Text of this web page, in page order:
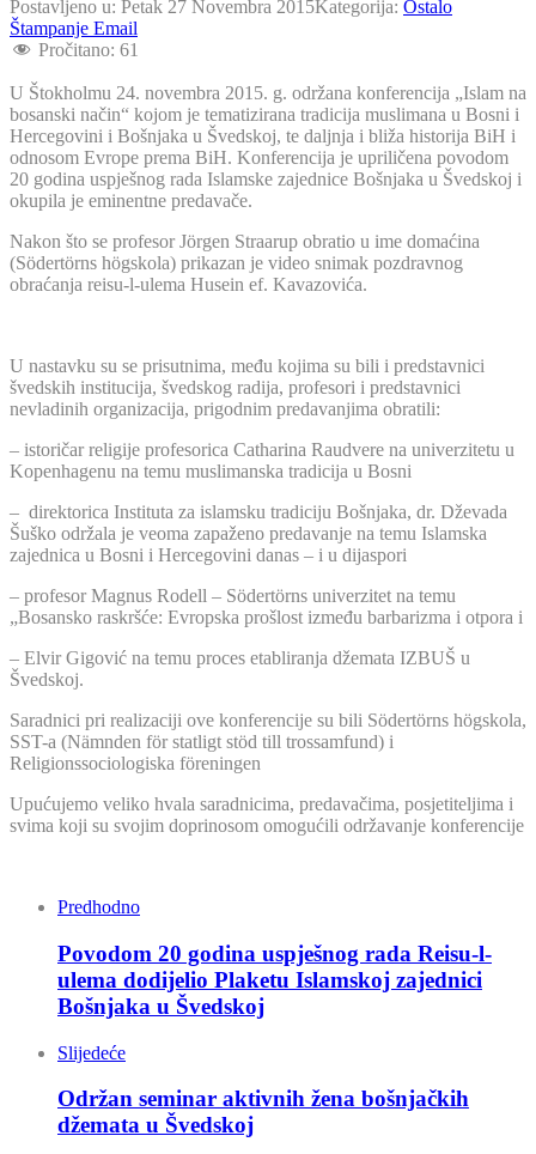
Postavljeno u: Petak 27 Novembra 2015Kategorija: Ostalo
Štampanje Email
Pročitano: 61
U Štokholmu 24. novembra 2015. g. održana konferencija „Islam na
bosanski način“ kojom je tematizirana tradicija muslimana u Bosni i
Hercegovini i Bošnjaka u Švedskoj, te daljnja i bliža historija BiH i
odnosom Evrope prema BiH. Konferencija je upriličena povodom
20 godina uspješnog rada Islamske zajednice Bošnjaka u Švedskoj i
okupila je eminentne predavače.
Nakon što se profesor Jörgen Straarup obratio u ime domaćina
(Södertörns högskola) prikazan je video snimak pozdravnog
obraćanja reisu-l-ulema Husein ef. Kavazovića.
U nastavku su se prisutnima, među kojima su bili i predstavnici
švedskih institucija, švedskog radija, profesori i predstavnici
nevladinih organizacija, prigodnim predavanjima obratili:
– istoričar religije profesorica Catharina Raudvere na univerzitetu u
Kopenhagenu na temu muslimanska tradicija u Bosni
– direktorica Instituta za islamsku tradiciju Bošnjaka, dr. Dževada
Šuško održala je veoma zapaženo predavanje na temu Islamska
zajednica u Bosni i Hercegovini danas – i u dijaspori
– profesor Magnus Rodell – Södertörns univerzitet na temu
„Bosansko raskršće: Evropska prošlost između barbarizma i otpora i
– Elvir Gigović na temu proces etabliranja džemata IZBUŠ u
Švedskoj.
Saradnici pri realizaciji ove konferencije su bili Södertörns högskola,
SST-a (Nämnden för statligt stöd till trossamfund) i
Religionssociologiska föreningen
Upućujemo veliko hvala saradnicima, predavačima, posjetiteljima i
svima koji su svojim doprinosom omogućili održavanje konferencije
Predhodno
Povodom 20 godina uspješnog rada Reisu-l-
ulema dodijelio Plaketu Islamskoj zajednici
Bošnjaka u Švedskoj
Slijedeće
Održan seminar aktivnih žena bošnjačkih
džemata u Švedskoj